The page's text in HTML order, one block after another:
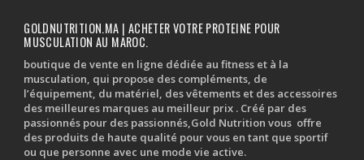
GOLDNUTRITION.MA | ACHETER VOTRE PROTEINE POUR
MUSCULATION AU MAROC.
boutique de vente en ligne dédiée au fitness et à la
musculation, qui propose des compléments, de
l’équipement, du matériel, des vêtements et des accessoires
des meilleures marques au meilleur prix . Créé par des
passionnés pour des passionnés,Gold Nutrition vous offre
des produits de haute qualité pour vous en tant que sportif
ou que personne avec une mode vie active.